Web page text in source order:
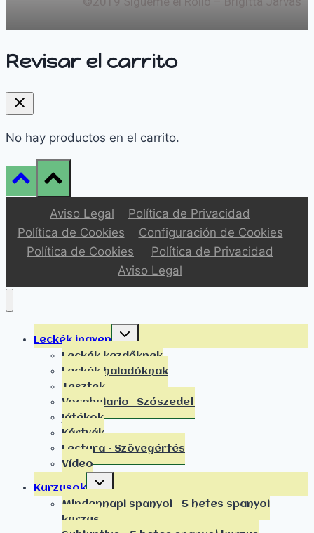
Revisar el carrito
No hay productos en el carrito.
Aviso Legal
Política de Privacidad
Política de Cookies
Configuración de Cookies
Política de Cookies
Política de Privacidad
Aviso Legal
Leckék ingyen
Leckék kezdőknek
Leckék haladóknak
Tesztek
Vocabulario- Szószedet
Játékok
Kártyák
Lectura – Szövegértés
Vídeo
Kurzusok
Mindennapi spanyol – 5 hetes spanyol
kurzus